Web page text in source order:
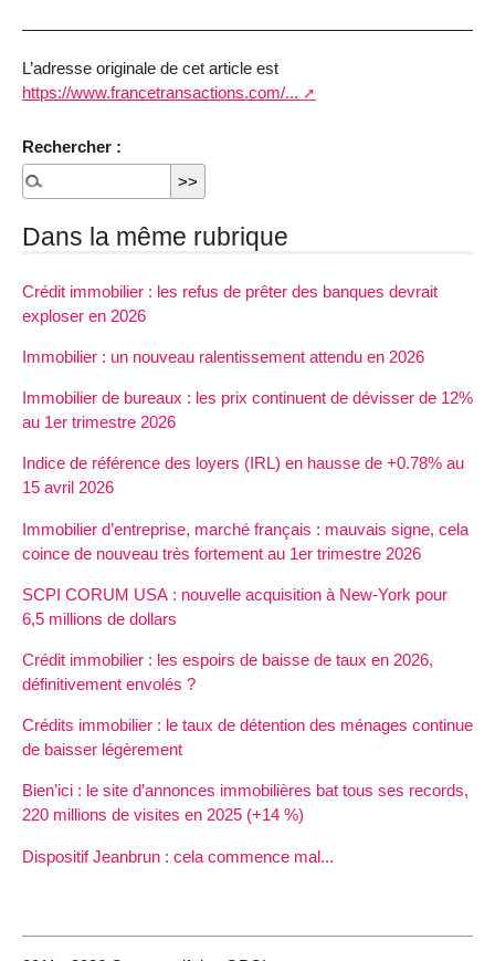
L’adresse originale de cet article est
https://www.francetransactions.com/...
Rechercher :
Dans la même rubrique
Crédit immobilier : les refus de prêter des banques devrait
exploser en 2026
Immobilier : un nouveau ralentissement attendu en 2026
Immobilier de bureaux : les prix continuent de dévisser de 12%
au 1er trimestre 2026
Indice de référence des loyers (IRL) en hausse de +0.78% au
15 avril 2026
Immobilier d’entreprise, marché français : mauvais signe, cela
coince de nouveau très fortement au 1er trimestre 2026
SCPI CORUM USA : nouvelle acquisition à New-York pour
6,5 millions de dollars
Crédit immobilier : les espoirs de baisse de taux en 2026,
définitivement envolés ?
Crédits immobilier : le taux de détention des ménages continue
de baisser légèrement
Bien’ici : le site d’annonces immobilières bat tous ses records,
220 millions de visites en 2025 (+14 %)
Dispositif Jeanbrun : cela commence mal...